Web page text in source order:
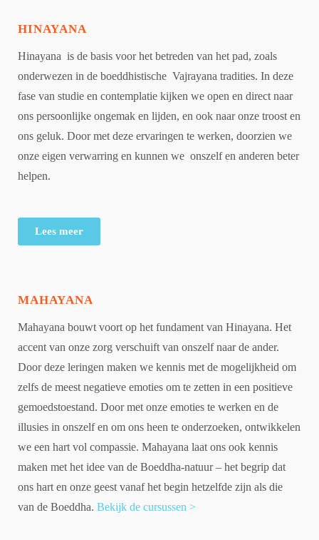
HINAYANA
Hinayana is de basis voor het betreden van het pad, zoals
onderwezen in de boeddhistische Vajrayana tradities. In deze
fase van studie en contemplatie kijken we open en direct naar
ons persoonlijke ongemak en lijden, en ook naar onze troost en
ons geluk. Door met deze ervaringen te werken, doorzien we
onze eigen verwarring en kunnen we onszelf en anderen beter
helpen.
Lees meer
MAHAYANA
Mahayana bouwt voort op het fundament van Hinayana. Het
accent van onze zorg verschuift van onszelf naar de ander.
Door deze leringen maken we kennis met de mogelijkheid om
zelfs de meest negatieve emoties om te zetten in een positieve
gemoedstoestand. Door met onze emoties te werken en de
illusies in onszelf en om ons heen te onderzoeken, ontwikkelen
we een hart vol compassie. Mahayana laat ons ook kennis
maken met het idee van de Boeddha-natuur – het begrip dat
ons hart en onze geest vanaf het begin hetzelfde zijn als die
van de Boeddha. Bekijk de cursussen >